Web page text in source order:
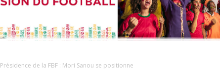
Présidence de la FBF : Mori Sanou se positionne